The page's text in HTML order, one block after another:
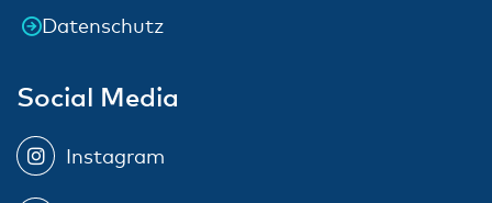
Datenschutz
Social Media
Instagram